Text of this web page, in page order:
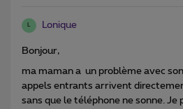
L Lonique
Bonjour,
ma maman a un problème avec
appels entrants arrivent
sans que le téléphone ne sonne. Je